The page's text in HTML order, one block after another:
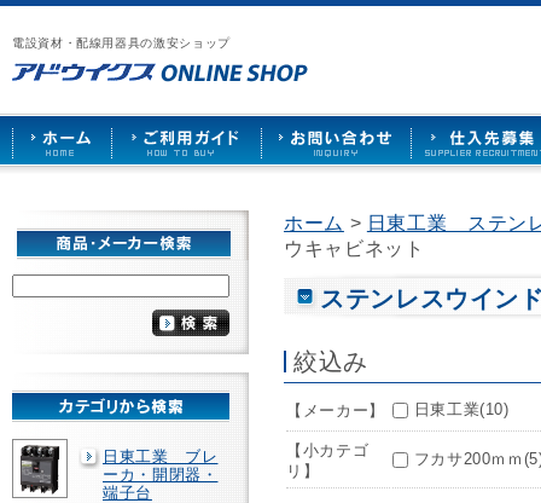
電設資材・配線用器具の激安ショップ
漏
電
ブ
レ
ー
カ
ー
や
照
ケ
ッ
ト
な
で
販
売
ア
ウ
イ
ス
HOME
ご
用
ガ
ド
お
い
合
せ
仕
先
募
日東工業 ブレ
ーカ・開閉器・
端子台
ホーム > 日東工業 ステン
ウキャビネット
ステンレスウイン
絞込み
【メーカー】 日東工業(10)
【小カテゴ
リ】
フカサ200ｍｍ